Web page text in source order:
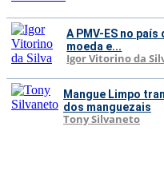
A PMV-ES no
moeda e...
Igor Vitorino da
Mangue Limpo
dos manguezais
Tony Silvaneto